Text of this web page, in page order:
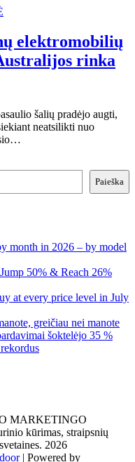
elektromobilių
rinka
šalių pradėjo augti,
neatsilikti nuo
Paieška
month in 2026 – by model
50% & Reach 26%
at every price level in July
greičiau nei manote
šoktelėjo 35 %
MARKETINGO
kūrimas, straipsnių
2026
| Powered by